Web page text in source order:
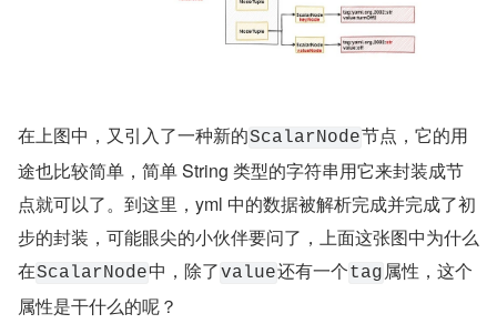
在上图中，又引入了一种新的ScalarNode节点，它的用
途也比较简单，简单 String 类型的字符串用它来封装成节
点就可以了。到这里，yml 中的数据被解析完成并完成了初
步的封装，可能眼尖的小伙伴要问了，上面这张图中为什么
在ScalarNode中，除了value还有一个tag 属性，这个
属性是干什么的呢？